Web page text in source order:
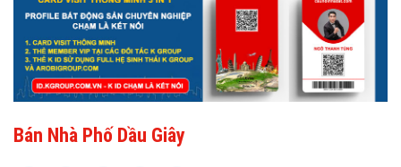
Bán Nhà Phố Dầu Giây